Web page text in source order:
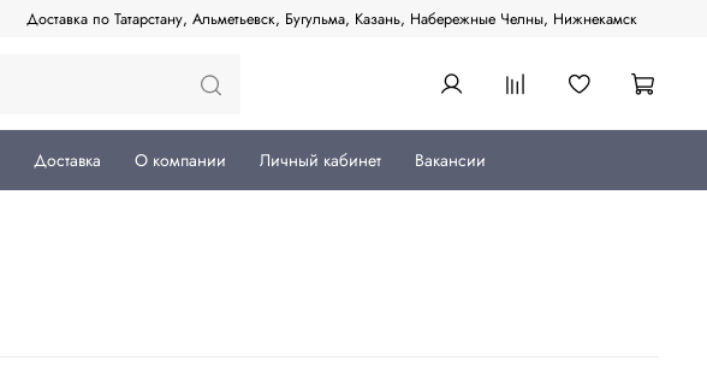
Доставка по Татарстану, Альметьевск, Бугульма, Казань, Набережные Челны, Нижнекамск
Доставка О компании Личный кабинет
Вакансии